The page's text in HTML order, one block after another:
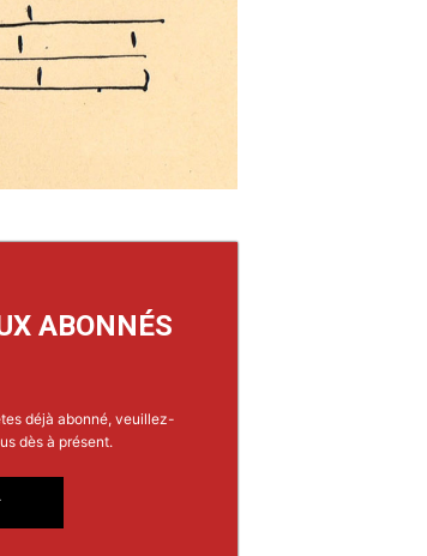
ABONNÉS
déjà abonné, veuillez-
dès à présent.